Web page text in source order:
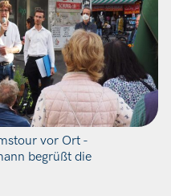
vor Ort -
begrüßt die